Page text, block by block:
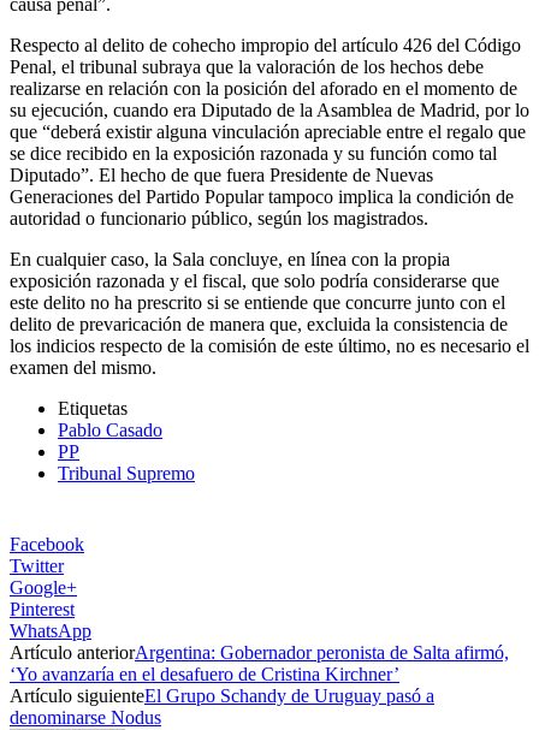
causa penal”.
Respecto al delito de cohecho impropio del artículo 426 del Código
Penal, el tribunal subraya que la valoración de los hechos debe
realizarse en relación con la posición del aforado en el momento de
su ejecución, cuando era Diputado de la Asamblea de Madrid, por lo
que “deberá existir alguna vinculación apreciable entre el regalo que
se dice recibido en la exposición razonada y su función como tal
Diputado”. El hecho de que fuera Presidente de Nuevas
Generaciones del Partido Popular tampoco implica la condición de
autoridad o funcionario público, según los magistrados.
En cualquier caso, la Sala concluye, en línea con la propia
exposición razonada y el fiscal, que solo podría considerarse que
este delito no ha prescrito si se entiende que concurre junto con el
delito de prevaricación de manera que, excluida la consistencia de
los indicios respecto de la comisión de este último, no es necesario el
examen del mismo.
Etiquetas
Pablo Casado
PP
Tribunal Supremo
Facebook
Twitter
Google+
Pinterest
WhatsApp
Artículo anteriorArgentina: Gobernador peronista de Salta afirmó,
‘Yo avanzaría en el desafuero de Cristina Kirchner’
Artículo siguienteEl Grupo Schandy de Uruguay pasó a
denominarse Nodus